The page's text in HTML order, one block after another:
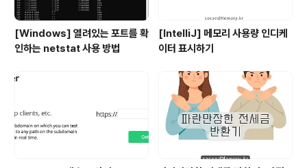
[Windows] 열려있는 포트를 확
인하는 netstat 사용 방법
[IntelliJ] 메모리 사용량 인디케
이터 표시하기